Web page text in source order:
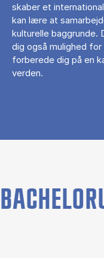
skaber et
kan lære at
kulturelle baggrunde.
dig også mulighed
forberede dig på en
verden.